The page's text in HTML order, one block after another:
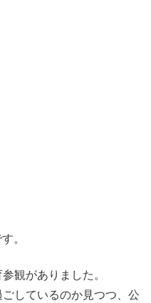
。
観がありました。
しているのか見つつ、公